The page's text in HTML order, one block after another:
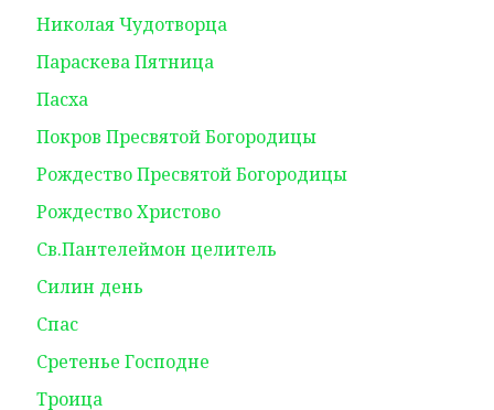
Николая Чудотворца
Параскева Пятница
Пасха
Покров Пресвятой Богородицы
Рождество Пресвятой Богородицы
Рождество Христово
Св.Пантелеймон целитель
Силин день
Спас
Сретенье Господне
Троица